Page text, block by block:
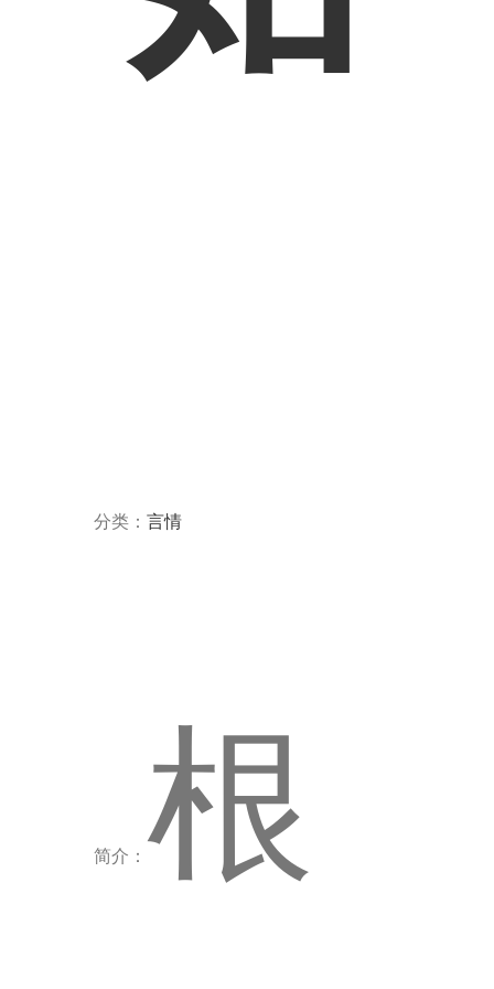
分类： 言情
简介： 根